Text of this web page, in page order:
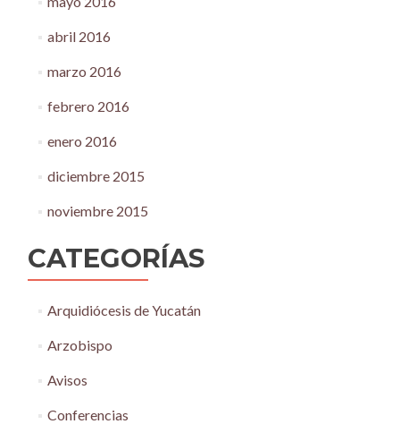
abril 2016
marzo 2016
febrero 2016
enero 2016
diciembre 2015
noviembre 2015
CATEGORÍAS
Arquidiócesis de Yucatán
Arzobispo
Avisos
Conferencias